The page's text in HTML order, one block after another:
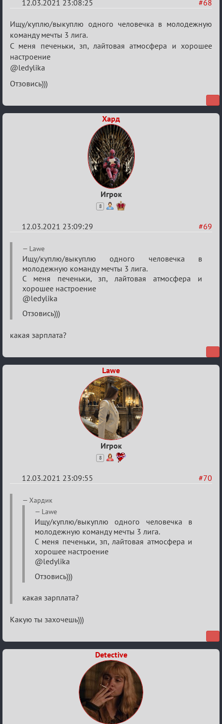
#68
12.03.2021 23:08:25
Re:
Разговоры
о
XIX
ТПК.
Ищу/куплю/выкуплю одного человечка в молодежную
команду мечты 3 лига.
С меня печеньки, зп, лайтовая атмосфера и хорошее
настроение
@ledylika
Отзовись)))
Хард
Игрок
8
#69
12.03.2021 23:09:29
Re:
Разговоры
XIX
ТПК.
Lawe
Ищу/куплю/выкуплю одного человечка в
молодежную команду мечты 3 лига.
С меня печеньки, зп, лайтовая атмосфера и
хорошее настроение
@ledylika
Отзовись)))
какая зарплата?
Lawe
Игрок
8
#70
12.03.2021 23:09:55
Re:
Разговоры
Хардик
Lawe
Ищу/куплю/выкуплю одного человечка в
молодежную команду мечты 3 лига.
С меня печеньки, зп, лайтовая атмосфера и
хорошее настроение
@ledylika
Отзовись)))
какая зарплата?
Какую ты захочешь)))
Detective